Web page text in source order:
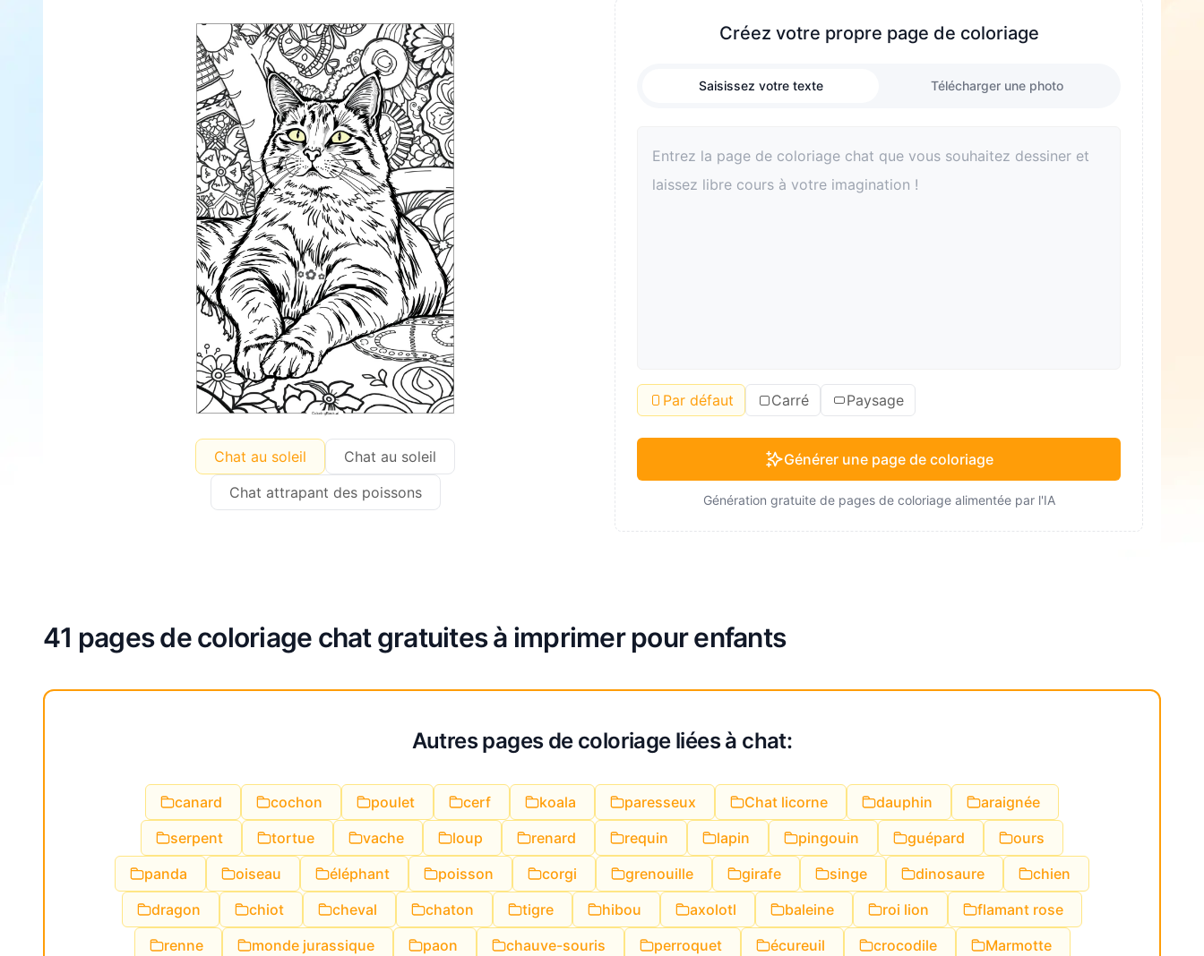
Chat au soleil
Chat au soleil
Chat attrapant des poissons
Créez votre propre page de coloriage
Saisissez votre texte Télécharger une photo
Par défaut Carré Paysage
Générer une page de coloriage
Génération gratuite de pages de coloriage alimentée par l'IA
41 pages de coloriage chat gratuites à imprimer pour enfants
Autres pages de coloriage liées à chat:
canard cochon poulet cerf koala paresseux Chat licorne dauphin
araignée
serpent
tortue vache loup renard requin lapin pingouin guépard
ours
panda
oiseau éléphant poisson corgi grenouille girafe singe dinosaure
chien
dragon
chiot cheval chaton tigre hibou axolotl baleine roi lion
flamant rose
renne
monde jurassique paon chauve-souris perroquet écureuil crocodile
Marmotte